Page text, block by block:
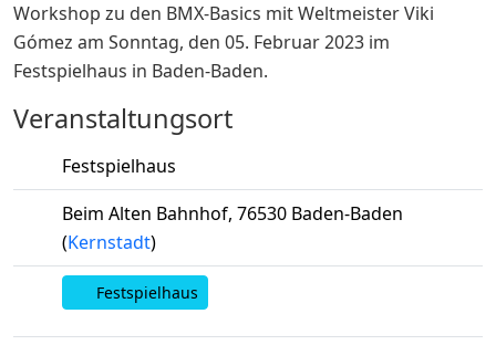
Workshop zu den BMX-Basics mit Weltmeister Viki
Gómez am Sonntag, den 05. Februar 2023 im
Festspielhaus in Baden-Baden.
Veranstaltungsort
Festspielhaus
Beim Alten Bahnhof, 76530 Baden-Baden
(Kernstadt)
Festspielhaus